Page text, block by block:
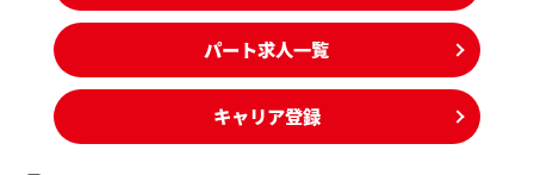
パート求人一覧
キャリア登録